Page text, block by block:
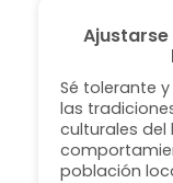
Sé tolerante
las
culturales del
población